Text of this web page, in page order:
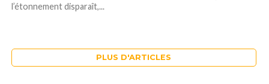
l’étonnement disparaît,...
PLUS D'ARTICLES